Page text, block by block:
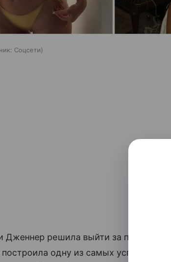
Соцсети
Дженнер решила выйти за пределы
одну из самых успешных